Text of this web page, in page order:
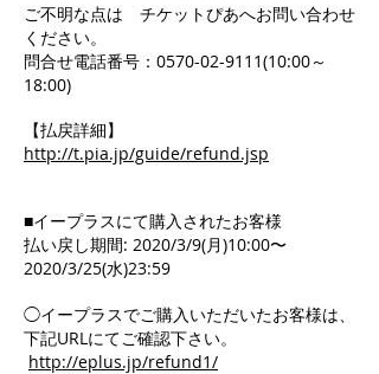
ご不明な点は チケットぴあへお問い合わせ
ください。
問合せ電話番号：0570-02-9111(10:00～
18:00)
【払戻詳細】
http://t.pia.jp/guide/refund.jsp
■イープラスにて購入されたお客様
払い戻し期間: 2020/3/9(月)10:00〜
2020/3/25(水)23:59
◯イープラスでご購入いただいたお客様は、
下記URLにてご確認下さい。
http://eplus.jp/refund1/